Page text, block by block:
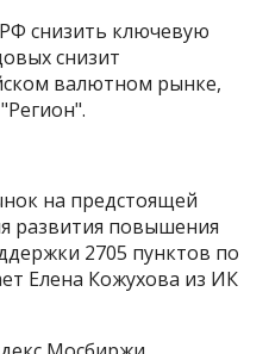
снизить ключевую
снизит
валютном рынке,
на предстоящей
развития повышения
2705 пунктов по
Елена Кожухова из ИК